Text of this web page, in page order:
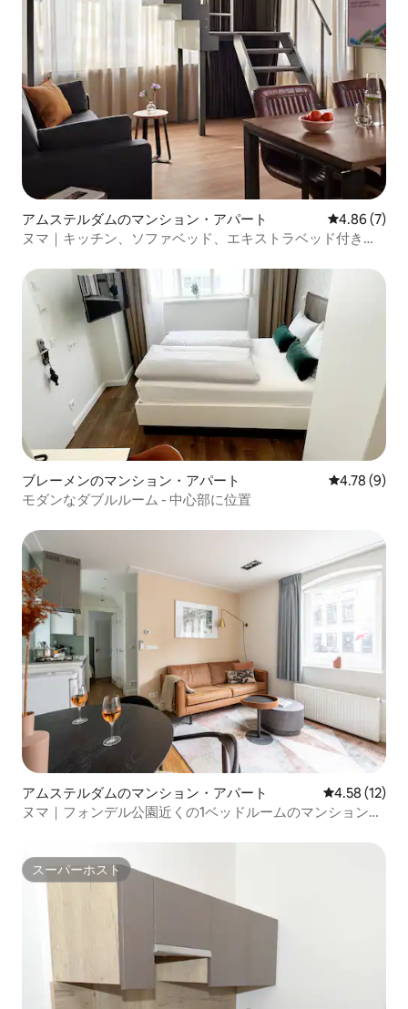
アムステルダムのマンション・アパート レビュー7
4.86 (7)
ヌマ｜キッチン、ソファベッド、エキストラベッド付きの
ブレーメンのマンション・アパート レビュー9
4.78 (9)
モダンなダブルルーム - 中心部に位置
アムステルダムのマンション・アパート レビュー12
4.58 (12)
ヌマ｜フォンデル公園近くの1ベッドルームのマンション・
スーパーホスト
スーパーホスト